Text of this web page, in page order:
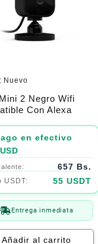
Nuevo
2 Negro Wifi
Con Alexa
USD
657 Bs.
55 USDT
Entrega inmediata
Añadir al carrito